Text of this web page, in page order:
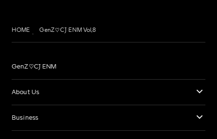
HOME GenZ♡CJ ENM Vol.8
GenZ♡CJ ENM
About Us
Business